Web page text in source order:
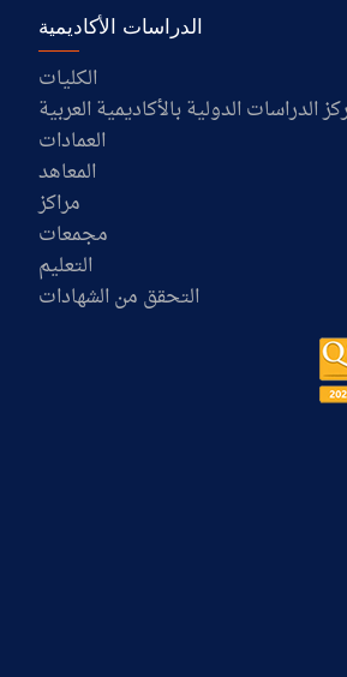
الدراسات الأكاديمية
الكليات
الدراسات الدولية بالأكاديمية العربية
العمادات
المعاهد
مراكز
مجمعات
التعليم
التحقق من الشهادات